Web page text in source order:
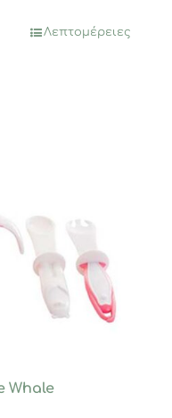
Λεπτομέρειες
Whale